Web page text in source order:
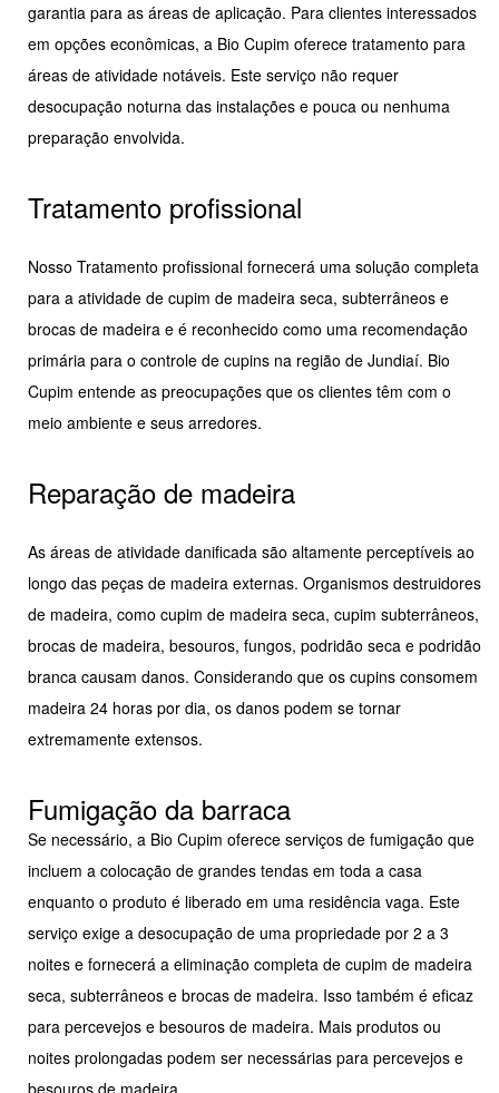
garantia para as áreas de aplicação. Para clientes interessados
em opções econômicas, a Bio Cupim oferece tratamento para
áreas de atividade notáveis. Este serviço não requer
desocupação noturna das instalações e pouca ou nenhuma
preparação envolvida.
Tratamento profissional
Nosso Tratamento profissional fornecerá uma solução completa
para a atividade de cupim de madeira seca, subterrâneos e
brocas de madeira e é reconhecido como uma recomendação
primária para o controle de cupins na região de Jundiaí. Bio
Cupim entende as preocupações que os clientes têm com o
meio ambiente e seus arredores.
Reparação de madeira
As áreas de atividade danificada são altamente perceptíveis ao
longo das peças de madeira externas. Organismos destruidores
de madeira, como cupim de madeira seca, cupim subterrâneos,
brocas de madeira, besouros, fungos, podridão seca e podridão
branca causam danos. Considerando que os cupins consomem
madeira 24 horas por dia, os danos podem se tornar
extremamente extensos.
Fumigação da barraca
Se necessário, a Bio Cupim oferece serviços de fumigação que
incluem a colocação de grandes tendas em toda a casa
enquanto o produto é liberado em uma residência vaga. Este
serviço exige a desocupação de uma propriedade por 2 a 3
noites e fornecerá a eliminação completa de cupim de madeira
seca, subterrâneos e brocas de madeira. Isso também é eficaz
para percevejos e besouros de madeira. Mais produtos ou
noites prolongadas podem ser necessárias para percevejos e